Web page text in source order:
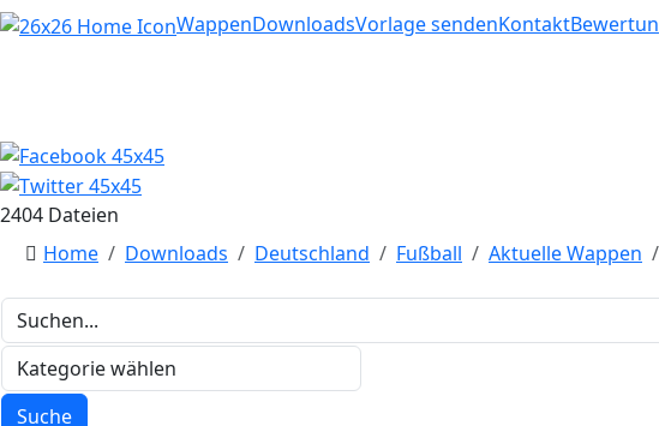
Home
WappenDownloadsVorlage sendenKontakt
2404 Dateien
Home
Downloads Deutschland Fußball Aktuelle Wappen